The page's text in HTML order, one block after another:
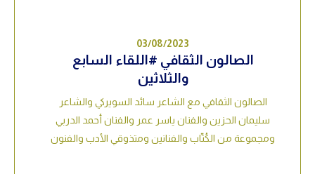
03/08/2023
الصالون الثقافي #اللقاء السابع
والثلاثين
الصالون الثقافي مع الشاعر سائد السويركي والشاعر
سليمان الحزين والفنان ياسر عمر والفنان أحمد الدربي
ومجموعة من الكُتّاب والفنانين ومتذوقي الأدب والفنون